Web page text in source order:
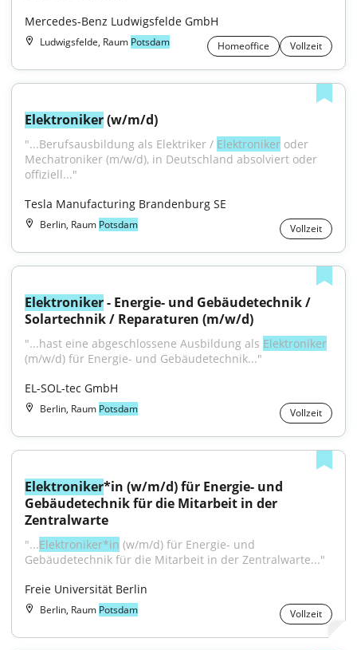
Mercedes-Benz Ludwigsfelde GmbH
Ludwigsfelde, Raum Potsdam Homeoffice Vollzeit
Elektroniker (w/m/d)
"...Berufsausbildung als Elektriker / Elektroniker oder
Mechatroniker (m/w/d), in Deutschland absolviert oder
offiziell..."
Tesla Manufacturing Brandenburg SE
Berlin, Raum Potsdam Vollzeit
Elektroniker - Energie- und Gebäudetechnik /
Solartechnik / Reparaturen (m/w/d)
"...hast eine abgeschlossene Ausbildung als Elektroniker
(m/w/d) für Energie- und Gebäudetechnik..."
EL-SOL-tec GmbH
Berlin, Raum Potsdam Vollzeit
Elektroniker*in (w/m/d) für Energie- und
Gebäudetechnik für die Mitarbeit in der
Zentralwarte
"...Elektroniker*in (w/m/d) für Energie- und
Gebäudetechnik für die Mitarbeit in der Zentralwarte..."
Freie Universität Berlin
Berlin, Raum Potsdam Vollzeit